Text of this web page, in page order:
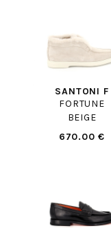
SANTONI F
FORTUNE
BEIGE
670.00 €